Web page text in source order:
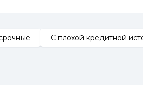
С плохой кредитной